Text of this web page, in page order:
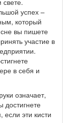
успех –
который
вы пишете
участие в
в себя и
означает,
достигнете
эти кисти